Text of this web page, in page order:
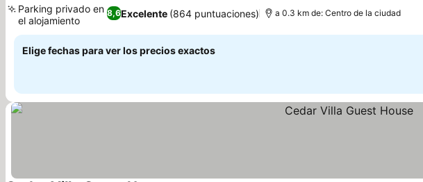
8,6Excelente (864 puntuaciones)
Parking privado en
el alojamiento
a 0.3 km de: Centro de la ciudad
Elige fechas para ver los precios exactos